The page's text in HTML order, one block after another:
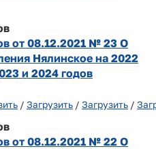
от 08.12.2021 № 23 О
Нялинское на 2022
и 2024 годов
/ Загрузить / Загрузить /
от 08.12.2021 № 22 О